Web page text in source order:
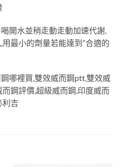
開水並稍走動走動加速代謝,
最小的劑量若能達到”合適的
哪裡買,雙效威而鋼ptt,雙效威
鋼評價,超級威而鋼,印度威而
利吉